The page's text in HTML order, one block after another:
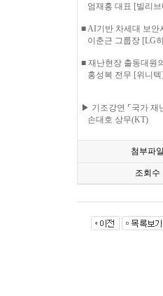
엄재홍 대표 [빌리브
■ AI기반 차세대 보안
이춘근 그룹장 [LG
■ 재난현장 출동대원
홍성복 전무 [위니텍]
▶ 기조강연 ⌜국가 재
손대호 상무(KT)
첨부파일
조회수